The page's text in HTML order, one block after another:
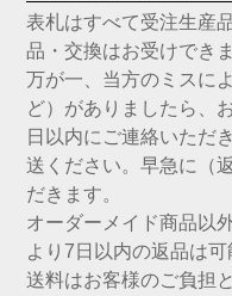
表札はすべて受注生産
品・交換はお受けでき
万が一、当方のミスに
ど）がありましたら、
日以内にご連絡いただ
送ください。早急に（
だきます。
オーダーメイド商品以
より7日以内の返品は
送料はお客様のご負担